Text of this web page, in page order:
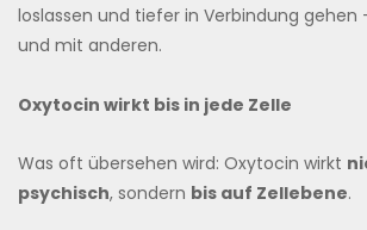
loslassen und tiefer in Verbindung gehen
und mit anderen.
Oxytocin wirkt bis in jede Zelle
Was oft übersehen wird: Oxytocin wirkt
psychisch, sondern bis auf Zellebene.